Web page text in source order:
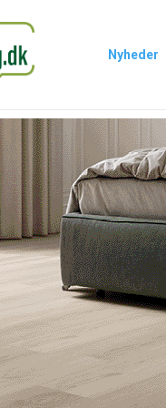
Nyheder